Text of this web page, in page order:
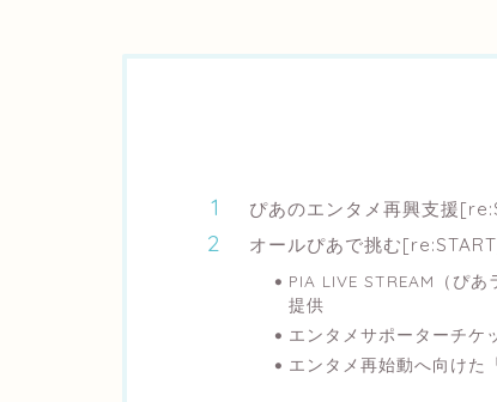
ぴあのエンタメ再興支援
オールぴあで挑む
PIA LIVE STREAM（ぴ
提供
エンタメサポーターチ
エンタメ再始動へ向けた